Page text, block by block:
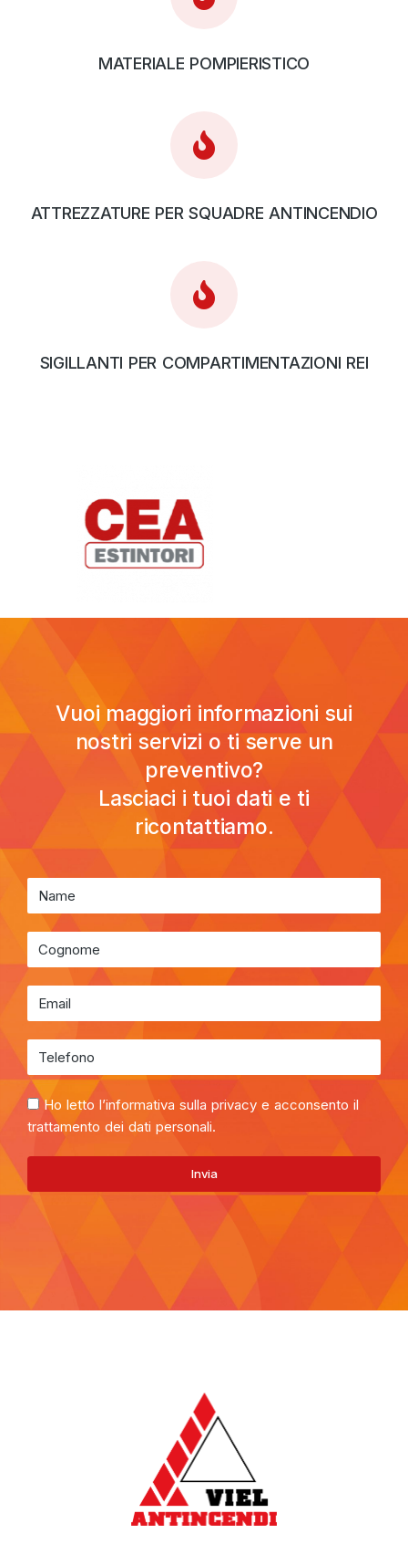
MATERIALE POMPIERISTICO
ATTREZZATURE PER SQUADRE ANTINCENDIO
SIGILLANTI PER COMPARTIMENTAZIONI REI
Vuoi maggiori informazioni sui
nostri servizi o ti serve un
preventivo?
Lasciaci i tuoi dati e ti
ricontattiamo.
Ho letto l’informativa sulla privacy e acconsento il
trattamento dei dati personali.
Invia